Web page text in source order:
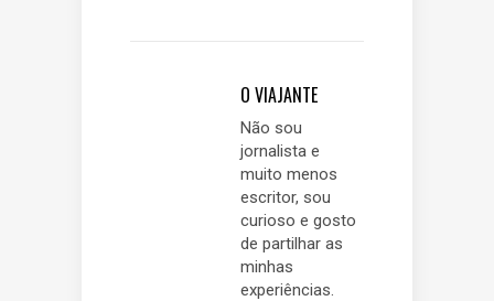
O VIAJANTE
Não sou
jornalista e
muito menos
escritor, sou
curioso e gosto
de partilhar as
minhas
experiências.